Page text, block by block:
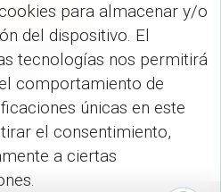
para almacenar y/o
del dispositivo. El
tecnologías nos permitirá
comportamiento de
únicas en este
el consentimiento,
a ciertas
BOLSOS
Y MORRALES)
Yute Wine VA-
419